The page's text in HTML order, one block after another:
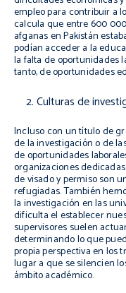
empleo para contribuir a
calcula que entre 600
afganas en Pakistán
podían acceder a la
la falta de oportunidades
tanto, de oportunidades
Culturas de
Incluso con un título de
de la investigación o de
de oportunidades
organizaciones
de visado y permiso son
refugiadas. También
la investigación en las
dificulta el establecer
supervisores suelen
determinando lo que
propia perspectiva en los
lugar a que se silencien
ámbito académico.